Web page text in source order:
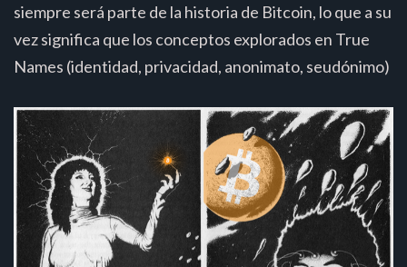
siempre será parte de la historia de Bitcoin, lo que a su
vez significa que los conceptos explorados en True
Names (identidad, privacidad, anonimato, seudónimo)